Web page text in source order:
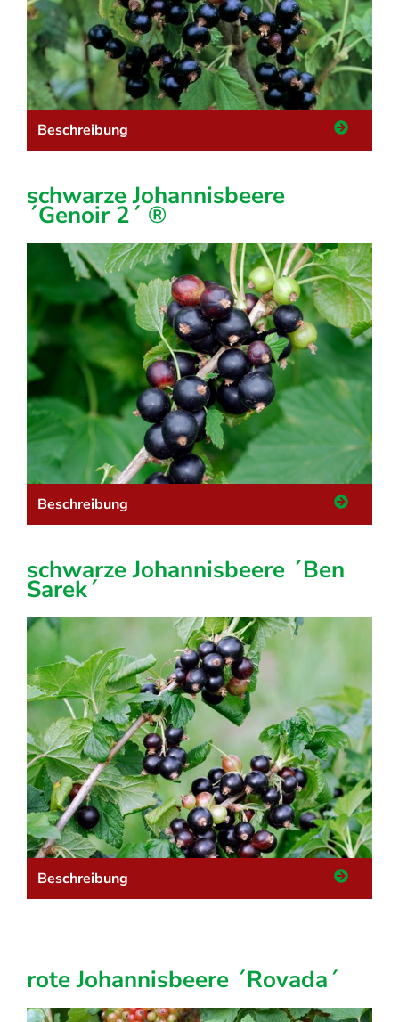
Beschreibung
schwarze Johannisbeere
´Genoir 2´ ®
Beschreibung
schwarze Johannisbeere ´Ben
Sarek´
Beschreibung
rote Johannisbeere ´Rovada´